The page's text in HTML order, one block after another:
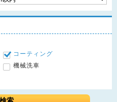
コーティング
機械洗車